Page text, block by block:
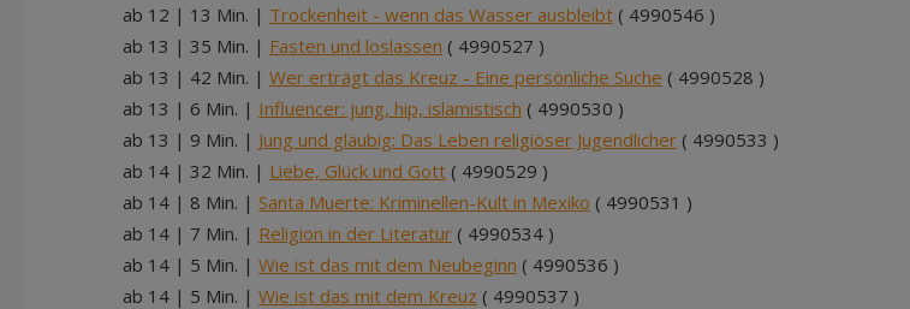
ab 12 | 13 Min. | Trockenheit - wenn das Wasser ausbleibt ( 4990546 )
ab 13 | 35 Min. | Fasten und loslassen ( 4990527 )
ab 13 | 42 Min. | Wer erträgt das Kreuz - Eine persönliche Suche ( 4990528 )
ab 13 | 6 Min. | Influencer: jung, hip, islamistisch ( 4990530 )
ab 13 | 9 Min. | Jung und gläubig: Das Leben religiöser Jugendlicher ( 4990533 )
ab 14 | 32 Min. | Liebe, Glück und Gott ( 4990529 )
ab 14 | 8 Min. | Santa Muerte: Kriminellen-Kult in Mexiko ( 4990531 )
ab 14 | 7 Min. | Religion in der Literatur ( 4990534 )
ab 14 | 5 Min. | Wie ist das mit dem Neubeginn ( 4990536 )
ab 14 | 5 Min. | Wie ist das mit dem Kreuz ( 4990537 )